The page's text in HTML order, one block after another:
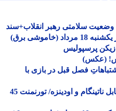
سلامتی رهبر انقلاب+سند
برق)
(عکس)
فصل قبل در بازی با
ویدیو| خلاصه بازی بارسلونا مقابل ناتینگام و اودینزه/ تورنمنت 45